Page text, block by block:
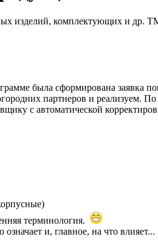
изделий, комплектующих и
была сформирована
партнеров и реализуем.
с автоматической
терминология.
и, главное, на что влияет...